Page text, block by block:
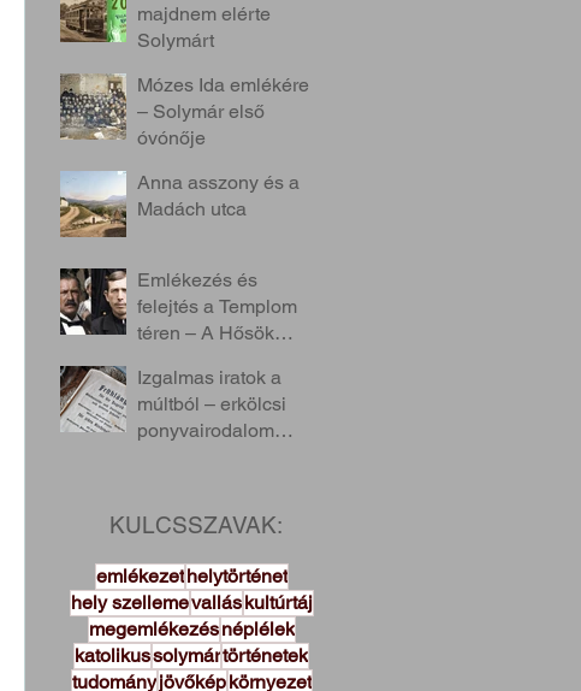
majdnem elérte
Solymárt
Mózes Ida emlékére
– Solymár első
óvónője
Anna asszony és a
Madách utca
Emlékezés és
felejtés a Templom
téren – A Hősök
Solymáron
Izgalmas iratok a
múltból – erkölcsi
ponyvairodalom
emlékezethelytörténet
hely szellemevalláskultúrtáj
megemlékezésnéplélek
katolikussolymártörténetek
tudományjövőképkörnyezet
KULCSSZAVAK: